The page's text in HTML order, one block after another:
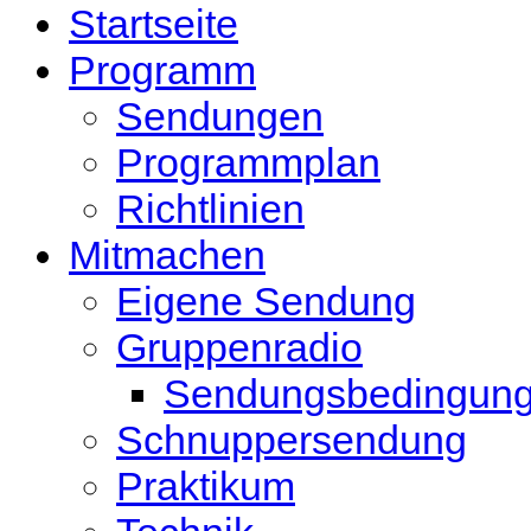
Startseite
Programm
Sendungen
Programmplan
Richtlinien
Mitmachen
Eigene Sendung
Gruppenradio
Schnuppersendung
Praktikum